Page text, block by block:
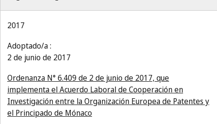
2017
Adoptado/a :
2 de junio de 2017
Ordenanza N° 6.409 de 2 de junio de 2017, que
implementa el Acuerdo Laboral de Cooperación en
Investigación entre la Organización Europea de Patentes y
el Principado de Mónaco